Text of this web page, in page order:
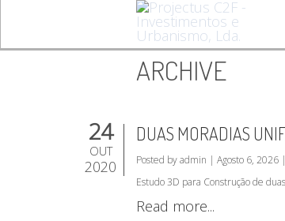
ARCHIVE
24
OUT
2020
DUAS MORADIAS
Posted by admin | Agosto 6, 2026
Estudo 3D para Construção de
Read more...